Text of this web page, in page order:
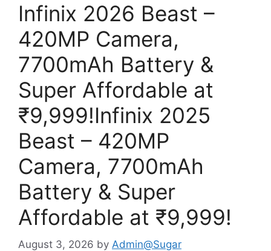
Infinix 2026 Beast –
420MP Camera,
7700mAh Battery &
Super Affordable at
₹9,999!Infinix 2025
Beast – 420MP
Camera, 7700mAh
Battery & Super
Affordable at ₹9,999!
August 3, 2026 by Admin@Sugar